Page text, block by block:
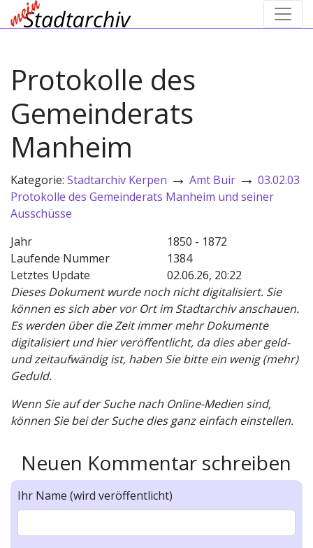
Protokolle des
Gemeinderats
Manheim
Kategorie: Stadtarchiv Kerpen → Amt Buir → 03.02.03
Protokolle des Gemeinderats Manheim und seiner
Ausschüsse
Jahr
1850 - 1872
Laufende Nummer
1384
Letztes Update
02.06.26, 20:22
Dieses Dokument wurde noch nicht digitalisiert. Sie
können es sich aber vor Ort im Stadtarchiv anschauen.
Es werden über die Zeit immer mehr Dokumente
digitalisiert und hier veröffentlicht, da dies aber geld-
und zeitaufwändig ist, haben Sie bitte ein wenig (mehr)
Geduld.
Wenn Sie auf der Suche nach Online-Medien sind,
können Sie bei der Suche dies ganz einfach einstellen.
Neuen Kommentar schreiben
Ihr Name (wird veröffentlicht)